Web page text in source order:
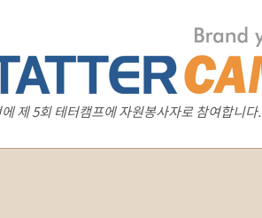
제 5회 테터캠프에 자원봉사자로 참여합니다.